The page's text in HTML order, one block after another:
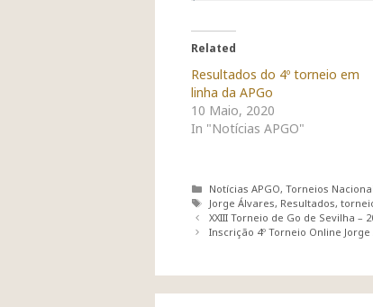
Related
Resultados do 4º torneio em
linha da APGo
10 Maio, 2020
In "Notícias APGO"
Categorias
Notícias APGO, Torneios
Etiquetas
Jorge Álvares, Resultados,
Navegação
de
XXIII Torneio de Go de Sevilha –
Inscrição 4º Torneio Online